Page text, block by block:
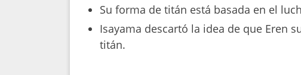
Su forma de titán está basada en el
Isayama descartó la idea de que Eren
titán.